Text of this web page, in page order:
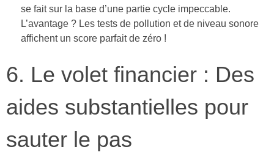
se fait sur la base d’une partie cycle impeccable.
L’avantage ? Les tests de pollution et de niveau sonore
affichent un score parfait de zéro !
6. Le volet financier : Des
aides substantielles pour
sauter le pas